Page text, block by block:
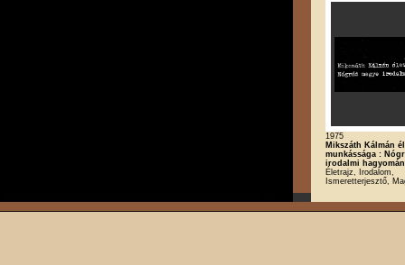
1975
Mikszáth Kálmán
munkássága :
irodalmi
Életrajz, Irodalom,
Ismeretterjesztő,